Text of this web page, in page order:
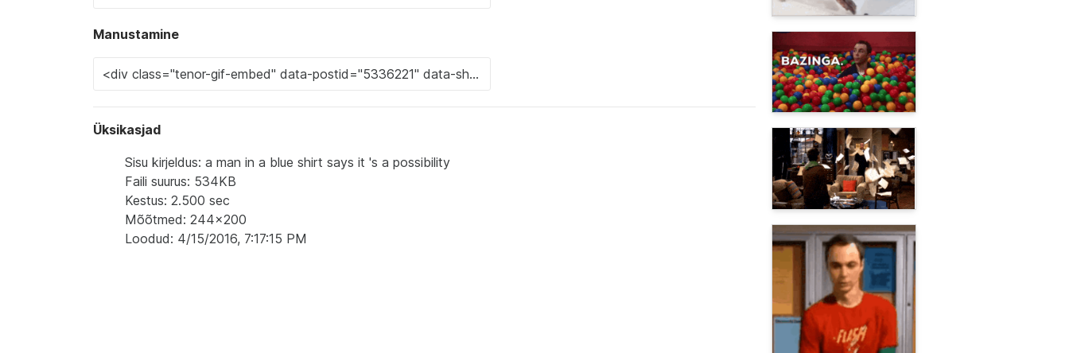
Manustamine
Üksikasjad
Sisu kirjeldus: a man in a blue shirt says it 's a possibility
Faili suurus: 534KB
Kestus: 2.500 sec
Mõõtmed: 244x200
Loodud: 4/15/2016, 7:17:15 PM